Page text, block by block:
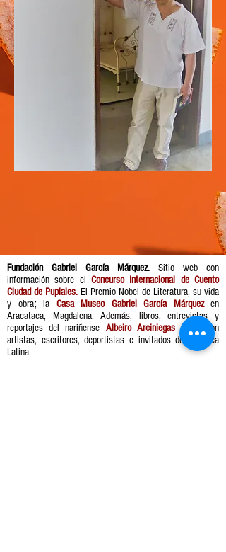
Fundación Gabriel García Márquez. Sitio web con
información sobre el Concurso Internacional de Cuento
Ciudad de Pupiales. El Premio Nobel de Literatura, su vida
y obra; la Casa Museo Gabriel García Márquezen
Aracataca, Magdalena. Además, libros, entrevistas y
reportajes del nariñense Albeiro Arciniegas Mejía
con
artistas, escritores, deportistas e invitados de América
Latina.